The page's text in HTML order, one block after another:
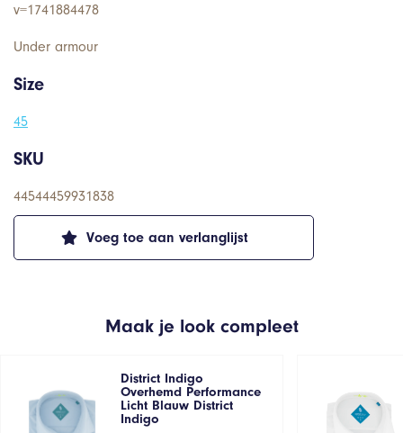
Voeg toe aan verlanglijst
v=1741884478
Under armour
Size
45
SKU
44544459931838
Maak je look compleet
District Indigo
Overhemd Performance
Licht Blauw District
Indigo